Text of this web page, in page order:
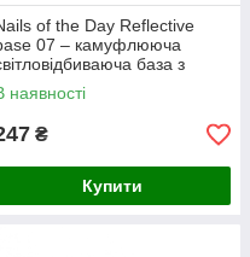
of the Day Reflective
07 – камуфлююча
база з
(яскраво-рожева),
мл
наявності
₴
Купити